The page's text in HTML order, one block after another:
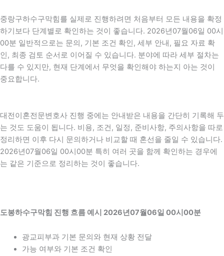
중랑구하수구막힘를 실제로 진행하려면 처음부터 모든 내용을 확정
하기보다 단계별로 확인하는 것이 좋습니다. 2026년07월06일 00시
00분 일반적으로는 문의, 기본 조건 확인, 세부 안내, 필요 자료 확
인, 최종 검토 순서로 이어질 수 있습니다. 분야에 따라 세부 절차는
다를 수 있지만, 현재 단계에서 무엇을 확인해야 하는지 아는 것이
중요합니다.
대전이혼전문변호사 진행 중에는 안내받은 내용을 간단히 기록해 두
는 것도 도움이 됩니다. 비용, 조건, 일정, 준비사항, 주의사항을 따로
정리하면 이후 다시 문의하거나 비교할 때 혼선을 줄일 수 있습니다.
2026년07월06일 00시00분 특히 여러 곳을 함께 확인하는 경우에
는 같은 기준으로 정리하는 것이 좋습니다.
도봉하수구막힘 진행 흐름 예시 2026년07월06일 00시00분
광교피부과 기본 문의와 현재 상황 전달
가능 여부와 기본 조건 확인